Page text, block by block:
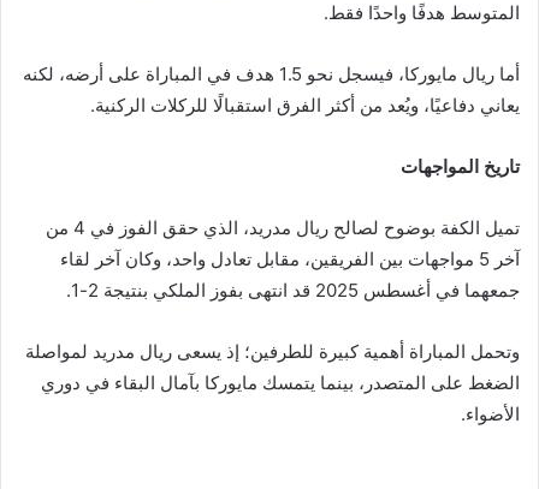
المتوسط هدفًا واحدًا فقط.
أما ريال مايوركا، فيسجل نحو 1.5 هدف في المباراة على أرضه، لكنه
يعاني دفاعيًا، ويُعد من أكثر الفرق استقبالًا للركلات الركنية.
تاريخ المواجهات
تميل الكفة بوضوح لصالح ريال مدريد، الذي حقق الفوز في 4 من
آخر 5 مواجهات بين الفريقين، مقابل تعادل واحد، وكان آخر لقاء
جمعهما في أغسطس 2025 قد انتهى بفوز الملكي بنتيجة 2-1.
وتحمل المباراة أهمية كبيرة للطرفين؛ إذ يسعى ريال مدريد لمواصلة
الضغط على المتصدر، بينما يتمسك مايوركا بآمال البقاء في دوري
الأضواء.